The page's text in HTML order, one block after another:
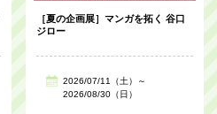
［夏の企画展］マンガを拓く 谷口
ジロー
2026/07/11（土）～
2026/08/30（日）